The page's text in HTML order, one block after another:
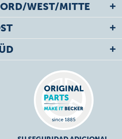
WEST/MITTE